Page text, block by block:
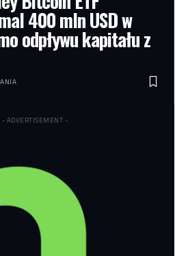
400 mln USD w
odpływu kapitału z
- ADVERTISEMENT -